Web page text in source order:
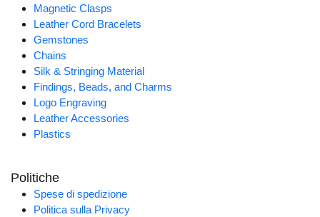
Magnetic Clasps
Leather Cord Bracelets
Gemstones
Chains
Silk & Stringing Material
Findings, Beads, and Charms
Logo Engraving
Leather Accessories
Plastics
Politiche
Spese di spedizione
Politica sulla Privacy